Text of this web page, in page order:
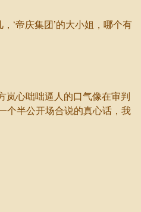
‘帝庆集团’的大小姐，哪个有
心咄咄逼人的口气像在审判
个半公开场合说的真心话，我